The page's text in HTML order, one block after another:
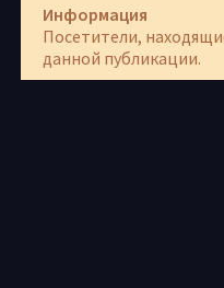
Информация
Посетители,
данной публикации.